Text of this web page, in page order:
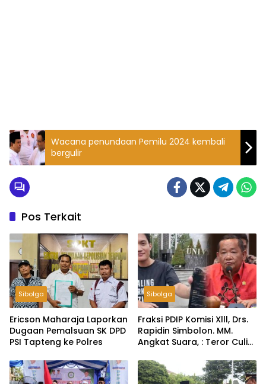
Wacana penundaan Pemilu 2024 kembali
bergulir
Pos Terkait
Sibolga
Ericson Maharaja Laporkan
Dugaan Pemalsuan SK DPD
PSI Tapteng ke Polres
Sibolga
Fraksi PDIP Komisi Xlll, Drs.
Rapidin Simbolon. MM.
Angkat Suara, : Teror Culik
Harus Ungkap Tak Cukup
Hanya Klarifikasi